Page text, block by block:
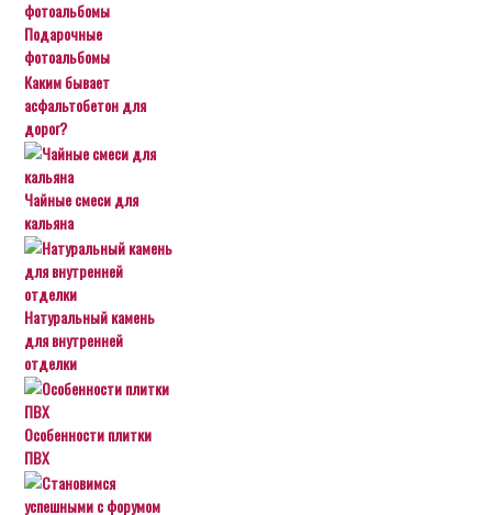
Подарочные
фотоальбомы
Каким бывает
асфальтобетон для
дорог?
Чайные смеси для
кальяна
Натуральный камень
для внутренней
отделки
Особенности плитки
ПВХ